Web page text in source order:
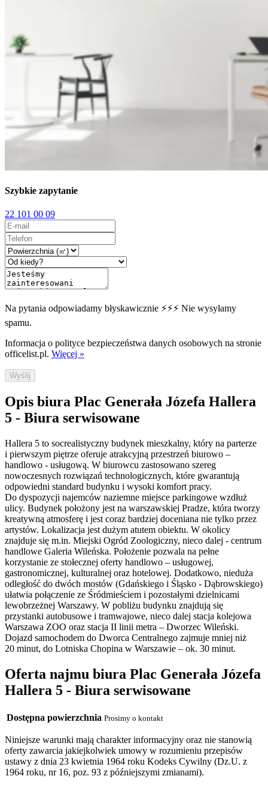
Szybkie zapytanie
22 101 00 09
Na pytania odpowiadamy błyskawicznie ⚡⚡⚡ Nie wysyłamy
spamu.
Informacja o polityce bezpieczeństwa danych osobowych na stronie
officelist.pl. Więcej »
Wyślij
Opis biura Plac Generała Józefa Hallera
5 - Biura serwisowane
Hallera 5 to socrealistyczny budynek mieszkalny, który na parterze
i pierwszym piętrze oferuje atrakcyjną przestrzeń biurowo –
handlowo - usługową. W biurowcu zastosowano szereg
nowoczesnych rozwiązań technologicznych, które gwarantują
odpowiedni standard budynku i wysoki komfort pracy.
Do dyspozycji najemców naziemne miejsce parkingowe wzdłuż
ulicy. Budynek położony jest na warszawskiej Pradze, która tworzy
kreatywną atmosferę i jest coraz bardziej doceniana nie tylko przez
artystów. Lokalizacja jest dużym atutem obiektu. W okolicy
znajduje się m.in. Miejski Ogród Zoologiczny, nieco dalej - centrum
handlowe Galeria Wileńska. Położenie pozwala na pełne
korzystanie ze stołecznej oferty handlowo – usługowej,
gastronomicznej, kulturalnej oraz hotelowej. Dodatkowo, nieduża
odległość do dwóch mostów (Gdańskiego i Śląsko - Dąbrowskiego)
ułatwia połączenie ze Śródmieściem i pozostałymi dzielnicami
lewobrzeżnej Warszawy. W pobliżu budynku znajdują się
przystanki autobusowe i tramwajowe, nieco dalej stacja kolejowa
Warszawa ZOO oraz stacja II linii metra – Dworzec Wileński.
Dojazd samochodem do Dworca Centralnego zajmuje mniej niż
20 minut, do Lotniska Chopina w Warszawie – ok. 30 minut.
Oferta najmu biura Plac Generała Józefa
Hallera 5 - Biura serwisowane
Dostępna powierzchnia Prosimy o kontakt
Niniejsze warunki mają charakter informacyjny oraz nie stanowią
oferty zawarcia jakiejkolwiek umowy w rozumieniu przepisów
ustawy z dnia 23 kwietnia 1964 roku Kodeks Cywilny (Dz.U. z
1964 roku, nr 16, poz. 93 z późniejszymi zmianami).